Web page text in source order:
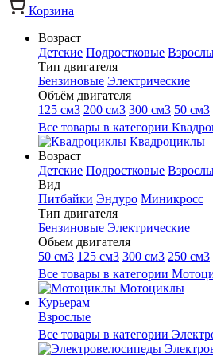
Корзина
Возраст
Детские Подростковые
Тип двигателя
Бензиновые Электрические
Объём двигателя
125 см3 200 см3 300 см3 50 см3
Все товары в категории
Квадроциклы
Возраст
Детские Подростковые
Вид
Питбайки Эндуро Миникросс
Тип двигателя
Бензиновые Электрические
Обьем двигателя
50 см3 125 см3 300 см3 250 см3
Все товары в категории
Мотоциклы
Курьерам
Взрослые
Все товары в категории